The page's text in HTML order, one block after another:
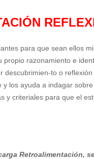
para que sean ellos
propio razonamiento e
descubrimien-to o
y los ayuda a indagar
y criteriales para que el
Retroalimentación,